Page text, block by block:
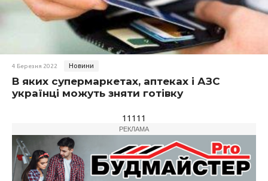
4 Березня 2022 Новини
В яких супермаркетах, аптеках і АЗС
українці можуть зняти готівку
11111
РЕКЛАМА